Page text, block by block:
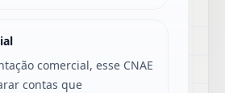
comercial, esse CNAE
contas que